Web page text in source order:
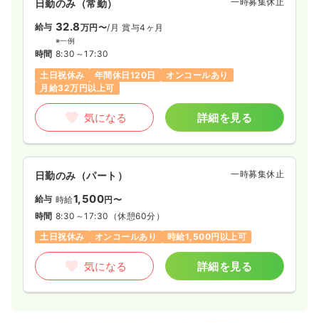
日勤のみ（常勤）
給与 32.8万円〜/月 賞与4ヶ月
※一例
時間 8:30～17:30
土日祝休み
年間休日120日
オンコールあり
月給32万円以上可
気になる 詳細を見る
日勤のみ（パート） 一時募集休止
給与 時給1,500円〜
時間 8:30～17:30 （休憩60分）
土日祝休み
オンコールあり 時給1,500円以上可
気になる 詳細を見る